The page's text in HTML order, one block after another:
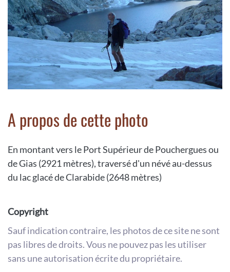
A propos de cette photo
En montant vers le Port Supérieur de Pouchergues ou
de Gias (2921 mètres), traversé d'un névé au-dessus
du lac glacé de Clarabide (2648 mètres)
Copyright
Sauf indication contraire, les photos de ce site ne sont
pas libres de droits. Vous ne pouvez pas les utiliser
sans une autorisation écrite du propriétaire.